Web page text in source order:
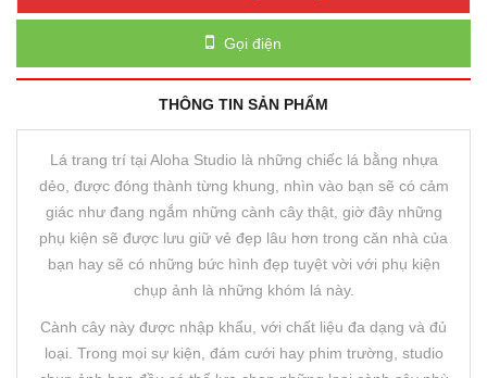
Gọi điện
THÔNG TIN SẢN PHẨM
Lá trang trí tại Aloha Studio là những chiếc lá bằng nhựa
dẻo, được đóng thành từng khung, nhìn vào bạn sẽ có cảm
giác như đang ngắm những cành cây thật, giờ đây những
phụ kiện sẽ được lưu giữ vẻ đẹp lâu hơn trong căn nhà của
bạn hay sẽ có những bức hình đẹp tuyệt vời với phụ kiện
chụp ảnh là những khóm lá này.
Cành cây này được nhập khẩu, với chất liệu đa dạng và đủ
loại. Trong mọi sự kiện, đám cưới hay phim trường, studio